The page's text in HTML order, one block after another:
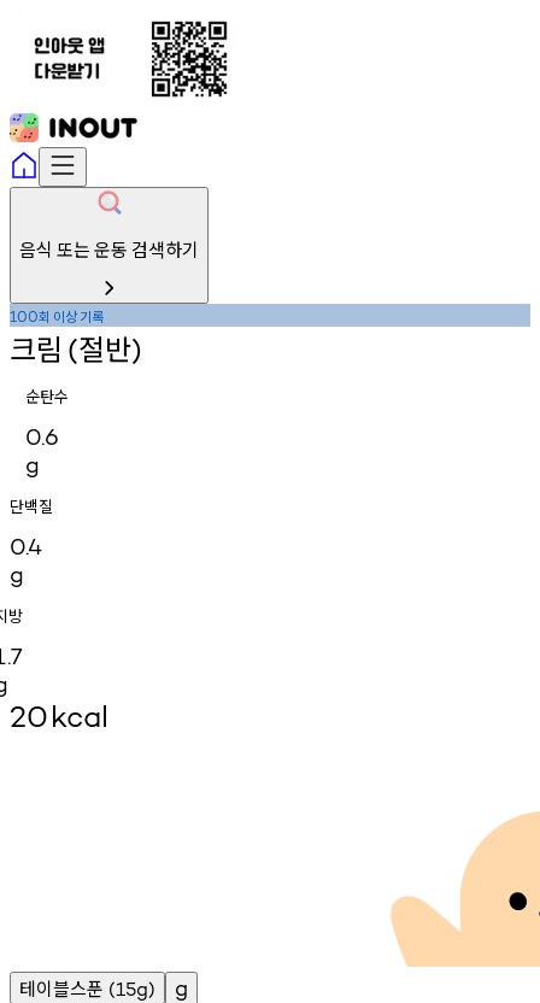
음식 또는 운동 검색하기
100회 이상기록
크림 (절반)
순탄수
0.6
g
단백질
0.4
g
방
20kcal
테이블스푼 (15g) g